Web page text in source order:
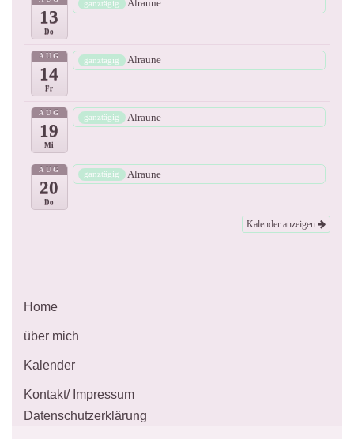
13
Do
ganztägig Alraune
AUG
14
Fr
ganztägig Alraune
AUG
19
Mi
ganztägig Alraune
AUG
20
Do
ganztägig Alraune
Kalender anzeigen
Home
über mich
Kalender
Kontakt/ Impressum
Datenschutzerklärung